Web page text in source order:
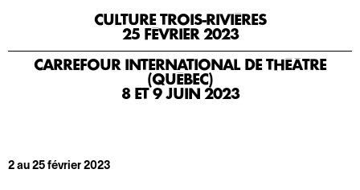
d
r
i
é
p
a
i
CULTURE TROIS-RIVIÈRES
25 FÉVRIER 2023
CARREFOUR INTERNATIONAL DE THÉÂTRE
(QUÉBEC)
8 ET 9 JUIN 2023
2 au 25 février 2023